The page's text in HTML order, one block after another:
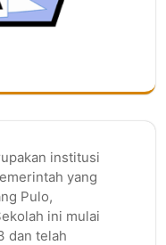
institusi
yang
Pulo,
ini mulai
dan telah